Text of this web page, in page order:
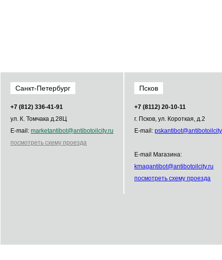
Санкт-Петербург
+7 (812) 336­-41­-91
ул. К. Томчака д.28Ц
E-mail: marketantibot@antibotoilcity.ru
посмотреть схему проезда
Псков
+7 (8112) 20-10-11
г. Псков, ул. Короткая, д.2
E-mail: pskantibot@antibot
E-mail Магазина:
kmagantibot@antibotoilcity.ru
посмотреть схему проезда